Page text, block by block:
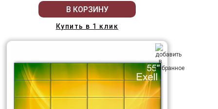
В КОРЗИНУ
Купить в 1 клик